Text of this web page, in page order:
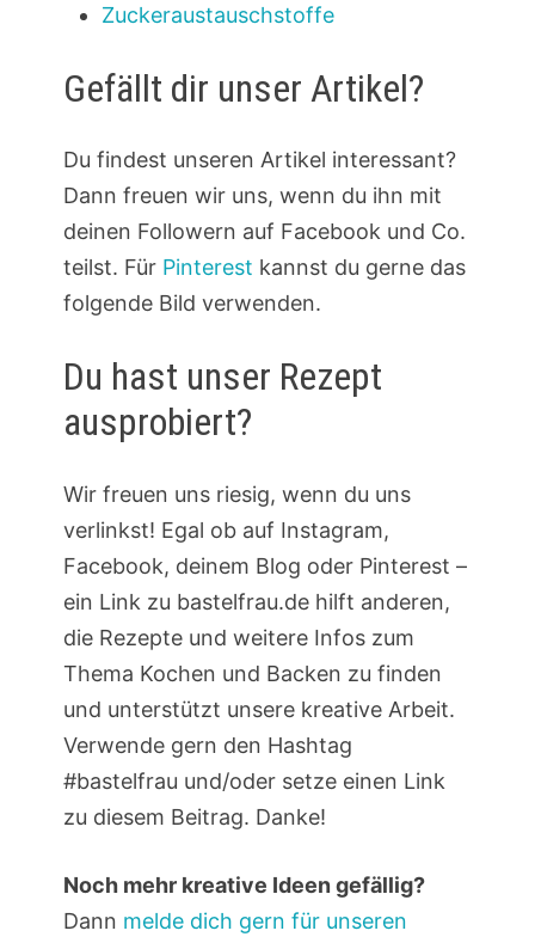
Zuckeraustauschstoffe
Gefällt dir unser Artikel?
Du findest unseren Artikel interessant?
Dann freuen wir uns, wenn du ihn mit
deinen Followern auf Facebook und Co.
teilst. Für Pinterest kannst du gerne das
folgende Bild verwenden.
Du hast unser Rezept
ausprobiert?
Wir freuen uns riesig, wenn du uns
verlinkst! Egal ob auf Instagram,
Facebook, deinem Blog oder Pinterest –
ein Link zu bastelfrau.de hilft anderen,
die Rezepte und weitere Infos zum
Thema Kochen und Backen zu finden
und unterstützt unsere kreative Arbeit.
Verwende gern den Hashtag
#bastelfrau und/oder setze einen Link
zu diesem Beitrag. Danke!
Noch mehr kreative Ideen gefällig?
Dann melde dich gern für unseren